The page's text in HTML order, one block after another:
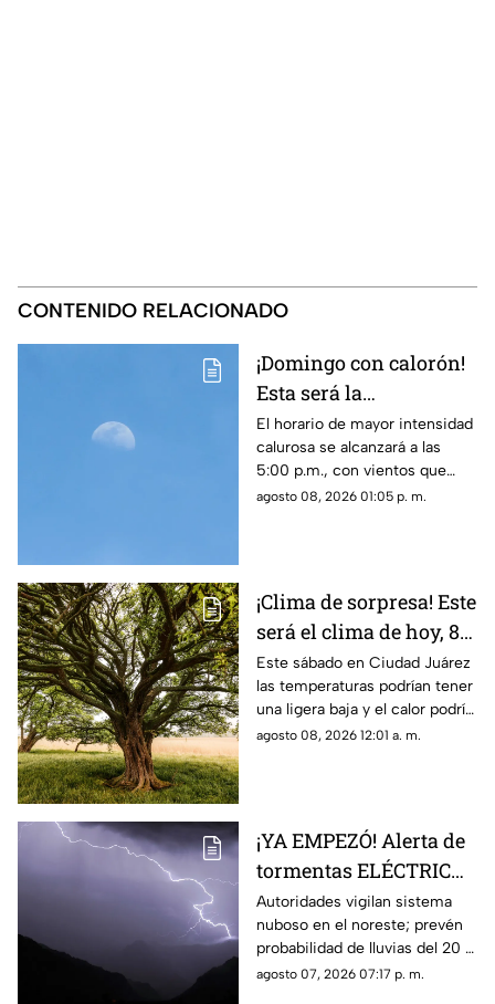
CONTENIDO RELACIONADO
¡Domingo con calorón!
Esta será la
temperatura máxima
para el clima de
mañana en Ciudad
Juárez
El horario de mayor intensidad
calurosa se alcanzará a las
5:00 p.m., con vientos que
podrían registrar velocidades
agosto 08, 2026 01:05 p. m.
¡Clima de sorpresa! Este
será el clima de hoy, 8
de agosto, en Ciudad
Juárez
Este sábado en Ciudad Juárez
las temperaturas podrían tener
una ligera baja y el calor podría
dar un respiro
agosto 08, 2026 12:01 a. m.
¡YA EMPEZÓ! Alerta de
tormentas ELÉCTRICAS
para este viernes se
mantiene vigente:
Protección civil
Autoridades vigilan sistema
nuboso en el noreste; prevén
probabilidad de lluvias del 20 al
30% con riesgo de granizo,
agosto 07, 2026 07:17 p. m.